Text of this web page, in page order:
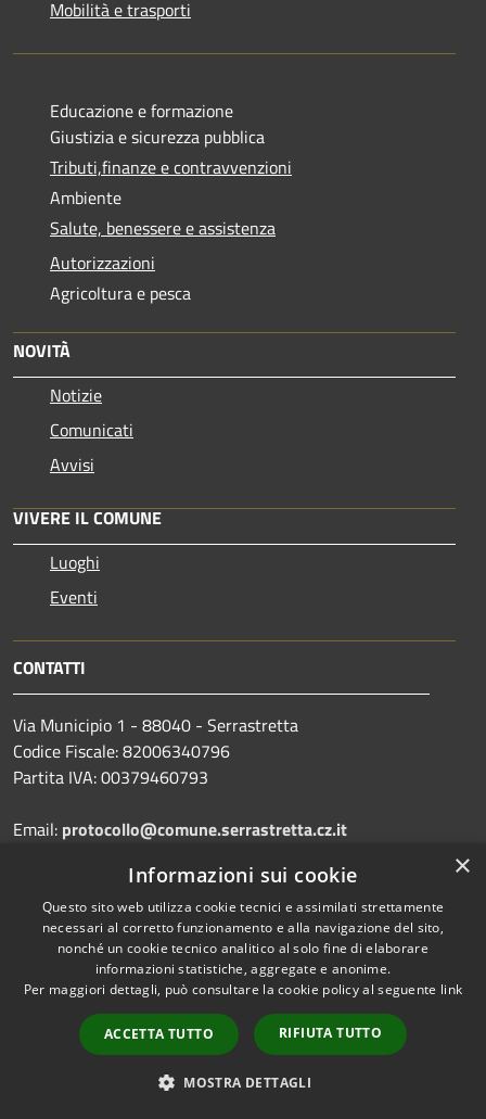
Mobilità e trasporti
Educazione e formazione
Giustizia e sicurezza pubblica
Tributi,finanze e contravvenzioni
Ambiente
Salute, benessere e assistenza
Autorizzazioni
Agricoltura e pesca
NOVITÀ
Notizie
Comunicati
Avvisi
VIVERE IL COMUNE
Luoghi
Eventi
CONTATTI
Via Municipio 1 - 88040 - Serrastretta
Codice Fiscale: 82006340796
Partita IVA: 00379460793
Email: protocollo@comune.serrastretta.cz.it
Centralino Unico:0968/81001
Codice Univoco: UFLF7D
Codice IPA: cdss
Prenotazione appuntamento
×
Informazioni sui cookie
Questo sito web utilizza cookie tecnici e assimilati strettamente
necessari al corretto funzionamento e alla navigazione del sito,
nonché un cookie tecnico analitico al solo fine di elaborare
informazioni statistiche, aggregate e anonime.
Per maggiori dettagli, può consultare la cookie policy al seguente link
ACCETTA TUTTO RIFIUTA TUTTO
MOSTRA DETTAGLI